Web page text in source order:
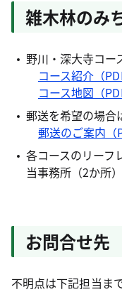
雑木林のみ
野川・深大寺コー
コース紹介（
コース地図（
郵送を希望の場合
郵送のご案内（
各コースのリーフ
当事務所（2か所
お問合せ先
不明点は下記担当ま